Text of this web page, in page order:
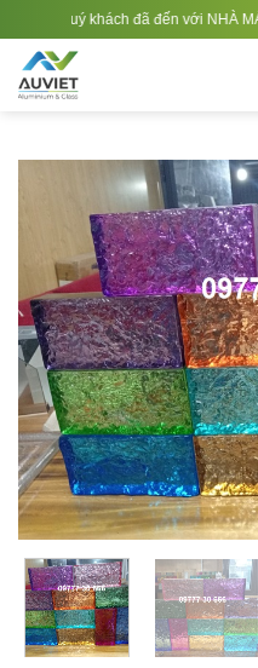
qua
nội
dung
khách đã đến với NHÀ MÁY SẢN